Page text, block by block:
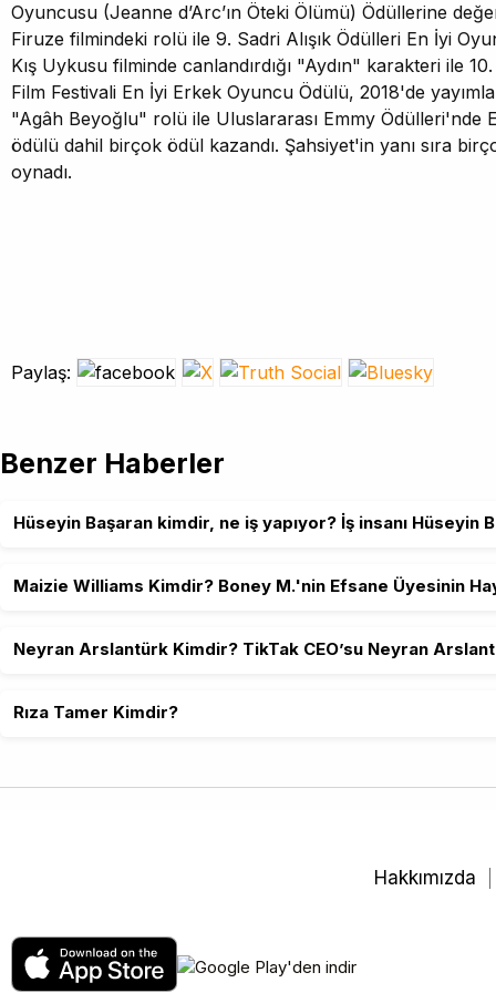
Oyuncusu (Jeanne d’Arc’ın Öteki Ölümü) Ödüllerine
Firuze filmindeki rolü ile 9. Sadri Alışık Ödülleri En İyi
Kış Uykusu filminde canlandırdığı "Aydın" karakteri ile
Film Festivali En İyi Erkek Oyuncu Ödülü, 2018'de
"Agâh Beyoğlu" rolü ile Uluslararası Emmy Ödülleri'nde
ödülü dahil birçok ödül kazandı. Şahsiyet'in yanı sıra
oynadı.
Paylaş:
Benzer Haberler
Hüseyin Başaran kimdir, ne iş yapıyor? İş insanı Hüseyin
Maizie Williams Kimdir? Boney M.'nin Efsane Üyesinin
Neyran Arslantürk Kimdir? TikTak CEO’su Neyran
Rıza Tamer Kimdir?
Hakkımızda